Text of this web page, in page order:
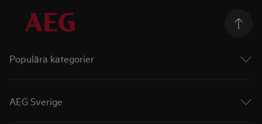
Populära kategorier
Spishällar
Diskmaskiner
AEG Sverige